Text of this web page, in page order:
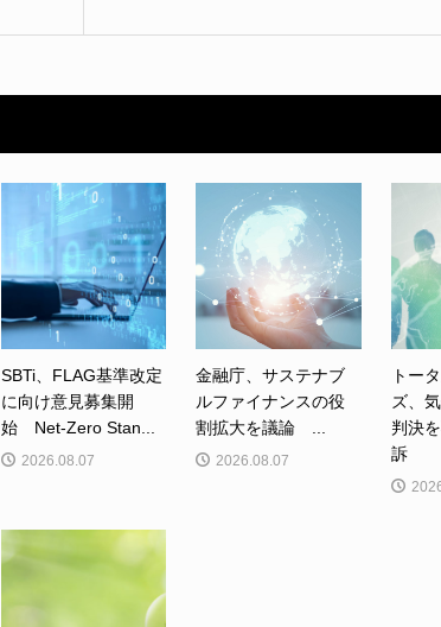
SBTi、FLAG基準改定
に向け意見募集開
始 Net-Zero Stan...
2026.08.07
金融庁、サステナブ
ルファイナンスの役
割拡大を議論 ...
2026.08.07
トー
ズ、
判決
訴